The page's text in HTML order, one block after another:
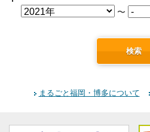
〜
検索
まるごと福岡・博多について